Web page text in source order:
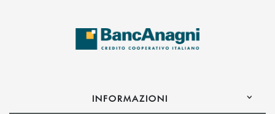
INFORMAZIONI